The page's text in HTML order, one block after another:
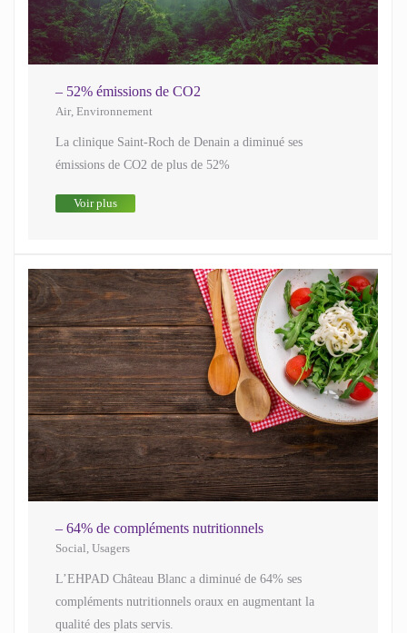
– 52% émissions de CO2
Air, Environnement
La clinique Saint-Roch de Denain a diminué ses
émissions de CO2 de plus de 52%
Voir plus
– 64% de compléments nutritionnels
Social, Usagers
L’EHPAD Château Blanc a diminué de 64% ses
compléments nutritionnels oraux en augmentant la
qualité des plats servis.